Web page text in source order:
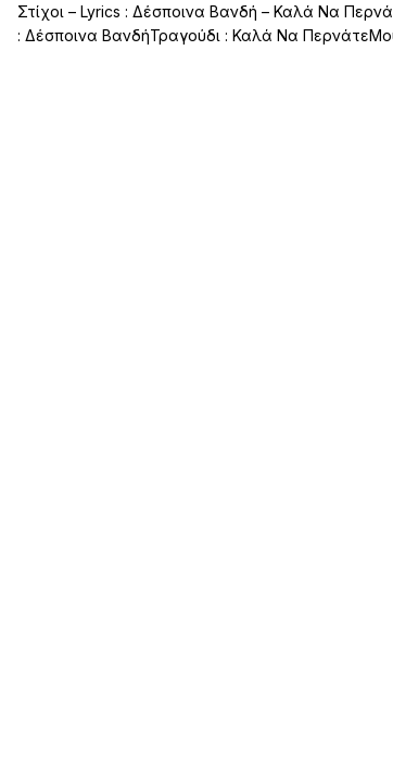
Στίχοι – Lyrics : Δέσποινα Βανδή – Καλά Να
: Δέσποινα ΒανδήΤραγούδι : Καλά Να